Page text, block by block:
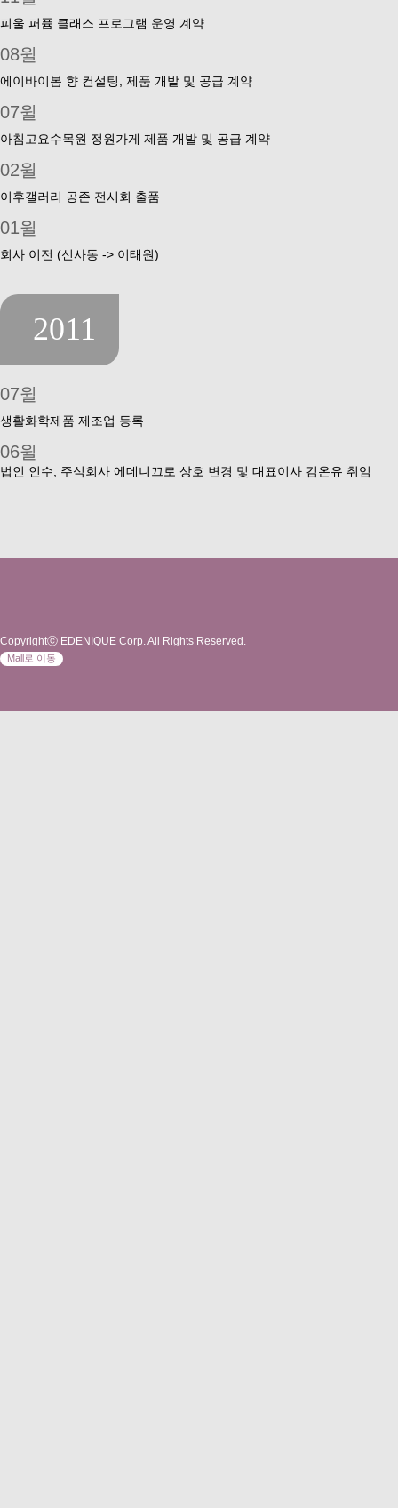
피울 퍼퓸 클래스 프로그램 운영 계약
08윌
에이바이봄 향 컨설팅, 제품 개발 및 공급 계약
07윌
아침고요수목원 정원가게 제품 개발 및 공급 계약
02윌
이후갤러리 공존 전시회 출품
01윌
회사 이전 (신사동 -> 이태원)
2011
07윌
생활화학제품 제조업 등록
06윌
법인 인수, 주식회사 에데니끄로 상호 변경 및 대표이사 김온유 취임
Copyrightⓒ EDENIQUE Corp. All Rights Reserved.
Mall로 이동